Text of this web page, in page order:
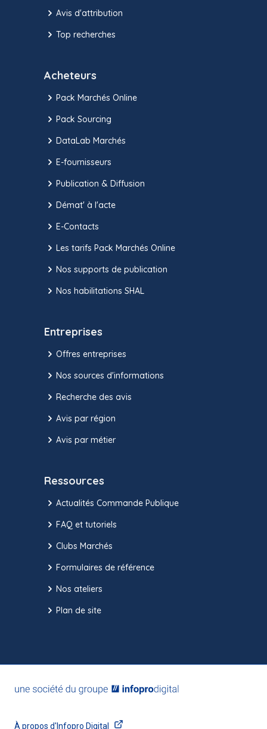
Avis d'attribution
Top recherches
Acheteurs
Pack Marchés Online
Pack Sourcing
DataLab Marchés
E-fournisseurs
Publication & Diffusion
Démat' à l'acte
E-Contacts
Les tarifs Pack Marchés Online
Nos supports de publication
Nos habilitations SHAL
Entreprises
Offres entreprises
Nos sources d'informations
Recherche des avis
Avis par région
Avis par métier
Ressources
Actualités Commande Publique
FAQ et tutoriels
Clubs Marchés
Formulaires de référence
Nos ateliers
Plan de site